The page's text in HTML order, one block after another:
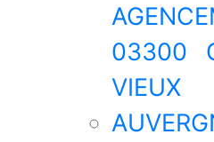
03300
VIEUX